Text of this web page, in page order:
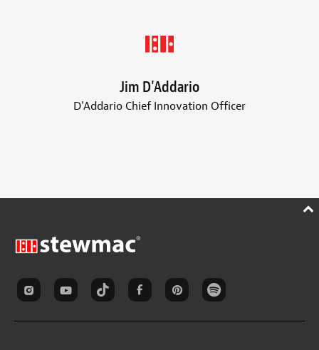
Jim D'Addario
D'Addario Chief Innovation Officer